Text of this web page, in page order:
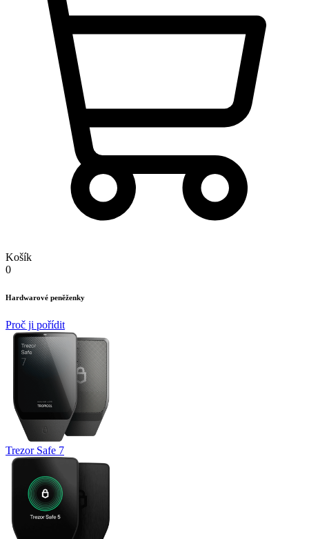
Košík
0
Hardwarové peněženky
Proč ji pořídit
Trezor Safe 7